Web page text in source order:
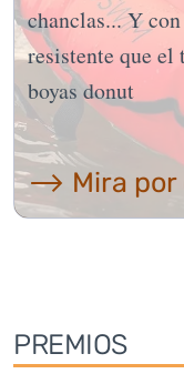
chanclas... Y
resistente que
boyas donut
⟶ Mira por
PREMIOS